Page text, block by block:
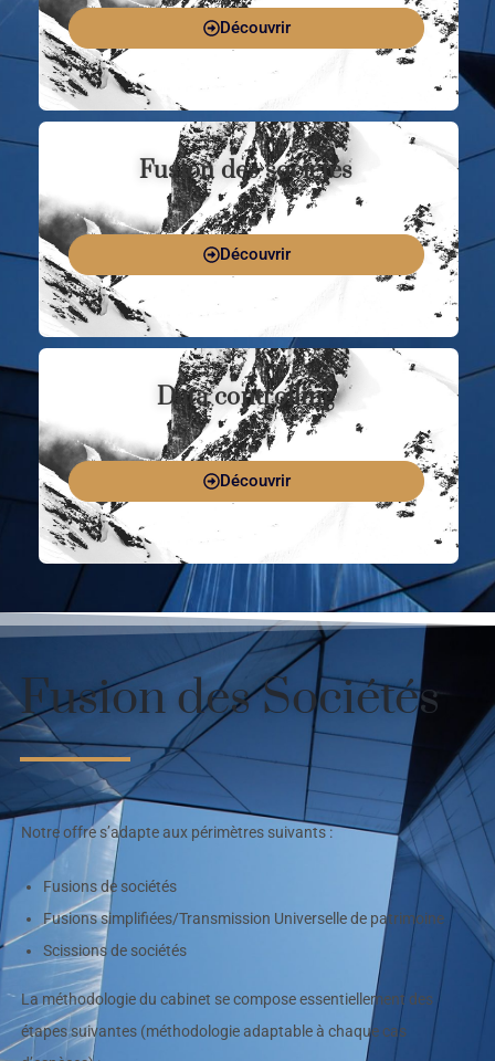
Découvrir
Fusion des sociétés
Découvrir
Data controlling
Découvrir
Fusion des Sociétés
Notre offre s’adapte aux périmètres suivants :
Fusions de sociétés
Fusions simplifiées/Transmission Universelle de patrimoine
Scissions de sociétés
La méthodologie du cabinet se compose essentiellement des
étapes suivantes (méthodologie adaptable à chaque cas